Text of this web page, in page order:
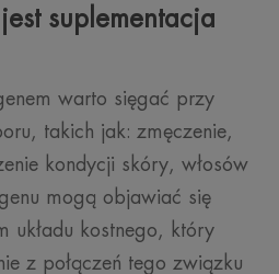
suplementacja
warto sięgać przy
takich jak: zmęczenie,
kondycji skóry, włosów
mogą objawiać się
układu kostnego, który
z połączeń tego związku